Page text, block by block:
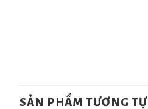
SẢN PHẨM TƯƠNG TỰ